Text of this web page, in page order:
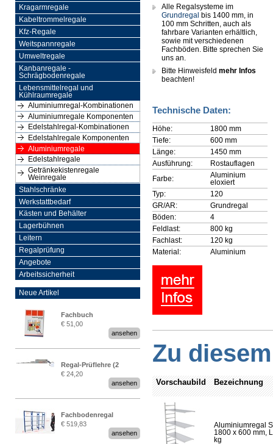
Kragarmregale
Kabeltrommelregale
Kfz-Regale
Weitspannregale
Umweltregale
Kanbanregale -
Schrägbodenregale
Lebensmittelregal und
Kühlraumregale
Aluminiumregal-Kombinationen
Aluminiumregale Komponenten
Edelstahlregal-Kombinationen
Edelstahlregale Komponenten
Aluminiumregale
Edelstahlregale
Getränkekistenregale
Weinregale
Stahlschränke
Werkstattbedarf
Kästen und Behälter
Lagerbühnen
Leitern
Regalprüfung
Angebote
Arbeitssicherheit
Neue Artikel
Fachbuch
„Regalprüfung nach DIN
€ 51,00
ansehen
Regal-Prüflehre (2
Stück)
€ 24,20
ansehen
Fachbodenregal
Stecksystem MultiPlus
2,25 Meter breit
€ 519,83
ansehen
Alle Regalsysteme im
Grundregal bis 1400 mm, in
100 mm Schritten, auch als
fahrbare Varianten erhältlich,
sowie mit verschiedenen
Fachböden. Bitte sprechen Sie
uns an.
Bitte Hinweisfeld mehr Infos
beachten!
Technische Daten:
Höhe:
1800 mm
Tiefe:
600 mm
Länge:
1450 mm
Ausführung:
Rostauflagen
Farbe:
Aluminium
eloxiert
Typ:
120
GR/AR:
Grundregal
Böden:
4
Feldlast:
800 kg
Fachlast:
120 kg
Material:
Aluminium
Zu
Vorschaubild Bezeichnung
Aluminiumregal
1800 x 600 mm,
kg